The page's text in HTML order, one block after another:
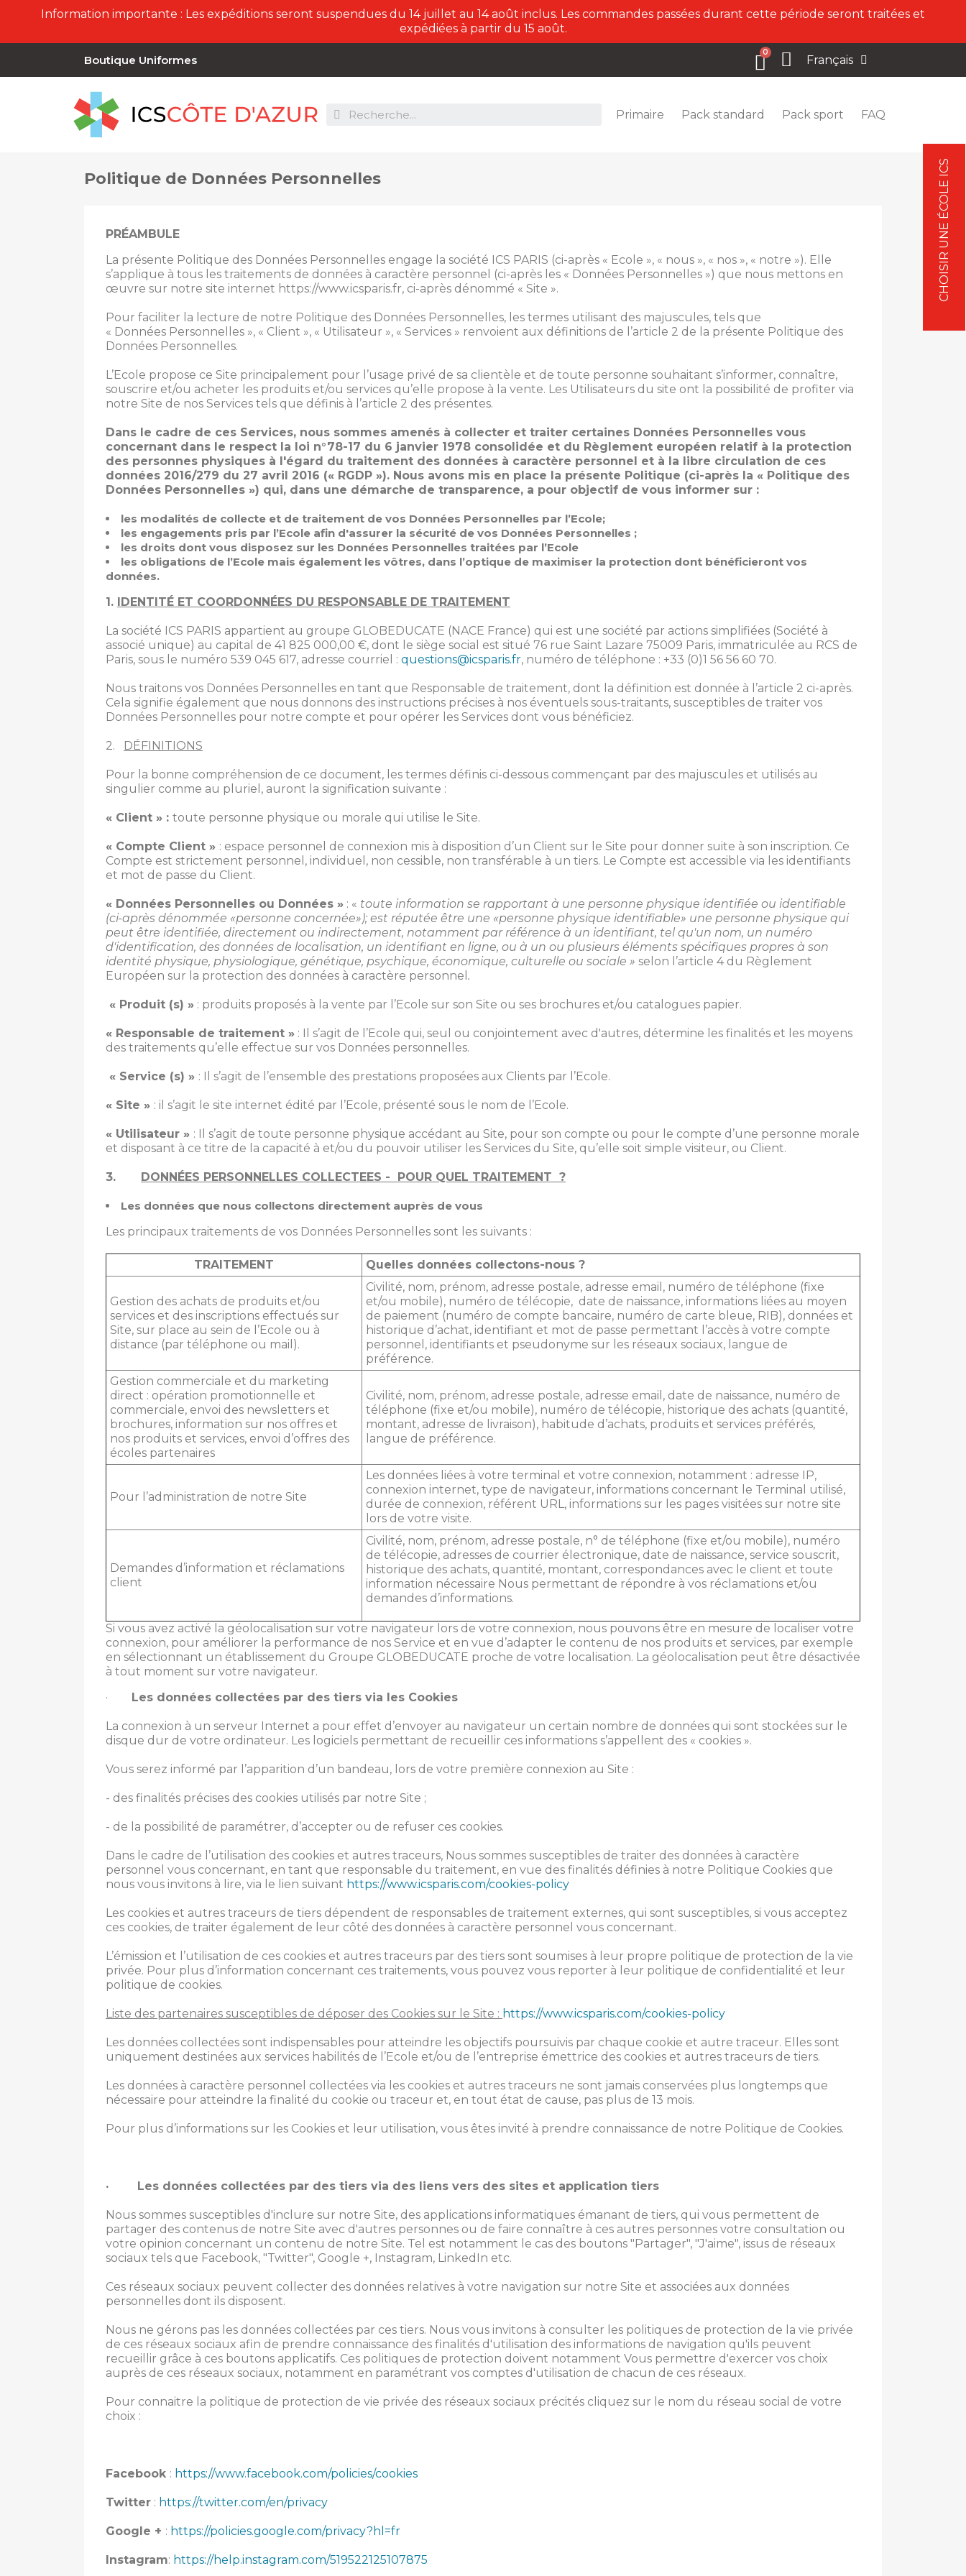
Information importante : Les expéditions seront suspendues du 14 juillet au 14 août inclus. Les commandes passées durant cette période seront traitées et
expédiées à partir du 15 août.
Boutique Uniformes Français
Primaire Pack standard Pack sport FAQ
Politique de Données Personnelles
PRÉAMBULE
La présente Politique des Données Personnelles engage la société ICS PARIS (ci-après « Ecole », « nous », « nos », « notre »). Elle
s’applique à tous les traitements de données à caractère personnel (ci-après les « Données Personnelles ») que nous mettons en
œuvre sur notre site internet https://www.icsparis.fr, ci-après dénommé « Site ».
Pour faciliter la lecture de notre Politique des Données Personnelles, les termes utilisant des majuscules, tels que
« Données Personnelles », « Client », « Utilisateur », « Services » renvoient aux définitions de l’article 2 de la présente Politique des
Données Personnelles.
L’Ecole propose ce Site principalement pour l’usage privé de sa clientèle et de toute personne souhaitant s’informer, connaître,
souscrire et/ou acheter les produits et/ou services qu’elle propose à la vente. Les Utilisateurs du site ont la possibilité de profiter via
notre Site de nos Services tels que définis à l’article 2 des présentes.
Dans le cadre de ces Services, nous sommes amenés à collecter et traiter certaines Données Personnelles vous
concernant dans le respect la loi n°78-17 du 6 janvier 1978 consolidée et du Règlement européen relatif à la protection
des personnes physiques à l'égard du traitement des données à caractère personnel et à la libre circulation de ces
données 2016/279 du 27 avril 2016 (« RGDP »). Nous avons mis en place la présente Politique (ci-après la « Politique des
Données Personnelles ») qui, dans une démarche de transparence, a pour objectif de vous informer sur :
les modalités de collecte et de traitement de vos Données Personnelles par l’Ecole;
les engagements pris par l’Ecole afin d'assurer la sécurité de vos Données Personnelles ;
les droits dont vous disposez sur les Données Personnelles traitées par l’Ecole
les obligations de l’Ecole mais également les vôtres, dans l’optique de maximiser la protection dont bénéficieront vos
données.
1.
IDENTITÉ ET COORDONNÉES DU RESPONSABLE DE TRAITEMENT
La société ICS PARIS appartient au groupe GLOBEDUCATE (NACE France) qui est une société par actions simplifiées (Société à
associé unique) au capital de 41 825 000,00 €, dont le siège social est situé 76 rue Saint Lazare 75009 Paris, immatriculée au RCS de
Paris, sous le numéro 539 045 617, adresse courriel : questions@icsparis.fr, numéro de téléphone : +33 (0)1 56 56 60 70.
Nous traitons vos Données Personnelles en tant que Responsable de traitement, dont la définition est donnée à l’article 2 ci-après.
Cela signifie également que nous donnons des instructions précises à nos éventuels sous-traitants, susceptibles de traiter vos
Données Personnelles pour notre compte et pour opérer les Services dont vous bénéficiez.
2. DÉFINITIONS
Pour la bonne compréhension de ce document, les termes définis ci-dessous commençant par des majuscules et utilisés au
singulier comme au pluriel, auront la signification suivante :
« Client » : toute personne physique ou morale qui utilise le Site.
« Compte Client » : espace personnel de connexion mis à disposition d’un Client sur le Site pour donner suite à son inscription. Ce
Compte est strictement personnel, individuel, non cessible, non transférable à un tiers. Le Compte est accessible via les identifiants
et mot de passe du Client.
« Données Personnelles ou Données » : « toute information se rapportant à une personne physique identifiée ou identifiable
(ci-après dénommée «personne concernée»); est réputée être une «personne physique identifiable» une personne physique qui
peut être identifiée, directement ou indirectement, notamment par référence à un identifiant, tel qu'un nom, un numéro
d'identification, des données de localisation, un identifiant en ligne, ou à un ou plusieurs éléments spécifiques propres à son
identité physique, physiologique, génétique, psychique, économique, culturelle ou sociale » selon l’article 4 du Règlement
Européen sur la protection des données à caractère personnel .
« Produit (s) » : produits proposés à la vente par l’Ecole sur son Site ou ses brochures et/ou catalogues papier.
« Responsable de traitement » : Il s’agit de l’Ecole qui, seul ou conjointement avec d'autres, détermine les finalités et les moyens
des traitements qu’elle effectue sur vos Données personnelles.
« Service (s) » : Il s’agit de l’ensemble des prestations proposées aux Clients par l’Ecole.
« Site » : il s’agit le site internet édité par l’Ecole, présenté sous le nom de l’Ecole.
« Utilisateur » : Il s’agit de toute personne physique accédant au Site, pour son compte ou pour le compte d’une personne morale
et disposant à ce titre de la capacité à et/ou du pouvoir utiliser les Services du Site, qu’elle soit simple visiteur, ou Client.
3. DONNÉES PERSONNELLES COLLECTEES - POUR QUEL TRAITEMENT ?
Les données que nous collectons directement auprès de vous
Les principaux traitements de vos Données Personnelles sont les suivants :
TRAITEMENT Quelles données collectons-nous ?
Gestion des achats de produits et/ou
services et des inscriptions effectués sur
Site, sur place au sein de l’Ecole ou à
distance (par téléphone ou mail).
Civilité, nom, prénom, adresse postale, adresse email, numéro de téléphone (fixe
et/ou mobile), numéro de télécopie, date de naissance, informations liées au moyen
de paiement (numéro de compte bancaire, numéro de carte bleue, RIB), données et
historique d’achat, identifiant et mot de passe permettant l’accès à votre compte
personnel, identifiants et pseudonyme sur les réseaux sociaux, langue de
préférence.
Gestion commerciale et du marketing
direct : opération promotionnelle et
commerciale, envoi des newsletters et
brochures, information sur nos offres et
nos produits et services, envoi d’offres des
écoles partenaires
Civilité, nom, prénom, adresse postale, adresse email, date de naissance, numéro de
téléphone (fixe et/ou mobile), numéro de télécopie, historique des achats (quantité,
montant, adresse de livraison), habitude d’achats, produits et services préférés,
langue de préférence.
Pour l’administration de notre Site
Les données liées à votre terminal et votre connexion, notamment : adresse IP,
connexion internet, type de navigateur, informations concernant le Terminal utilisé,
durée de connexion, référent URL, informations sur les pages visitées sur notre site
lors de votre visite.
Demandes d’information et réclamations
client
Civilité, nom, prénom, adresse postale, n° de téléphone (fixe et/ou mobile), numéro
de télécopie, adresses de courrier électronique, date de naissance, service souscrit,
historique des achats, quantité, montant, correspondances avec le client et toute
information nécessaire Nous permettant de répondre à vos réclamations et/ou
demandes d’informations.
Si vous avez activé la géolocalisation sur votre navigateur lors de votre connexion, nous pouvons être en mesure de localiser votre
connexion, pour améliorer la performance de nos Service et en vue d’adapter le contenu de nos produits et services, par exemple
en sélectionnant un établissement du Groupe GLOBEDUCATE proche de votre localisation. La géolocalisation peut être désactivée
à tout moment sur votre navigateur.
·
Les données collectées par des tiers via les Cookies
La connexion à un serveur Internet a pour effet d’envoyer au navigateur un certain nombre de données qui sont stockées sur le
disque dur de votre ordinateur. Les logiciels permettant de recueillir ces informations s’appellent des « cookies ».
Vous serez informé par l’apparition d’un bandeau, lors de votre première connexion au Site :
- des finalités précises des cookies utilisés par notre Site ;
- de la possibilité de paramétrer, d’accepter ou de refuser ces cookies.
Dans le cadre de l’utilisation des cookies et autres traceurs, Nous sommes susceptibles de traiter des données à caractère
personnel vous concernant, en tant que responsable du traitement, en vue des finalités définies à notre Politique Cookies que
nous vous invitons à lire, via le lien suivant https://www.icsparis.com/cookies-policy
Les cookies et autres traceurs de tiers dépendent de responsables de traitement externes, qui sont susceptibles, si vous acceptez
ces cookies, de traiter également de leur côté des données à caractère personnel vous concernant.
L’émission et l’utilisation de ces cookies et autres traceurs par des tiers sont soumises à leur propre politique de protection de la vie
privée. Pour plus d’information concernant ces traitements, vous pouvez vous reporter à leur politique de confidentialité et leur
politique de cookies.
Liste des partenaires susceptibles de déposer des Cookies sur le Site : https://www.icsparis.com/cookies-policy
Les données collectées sont indispensables pour atteindre les objectifs poursuivis par chaque cookie et autre traceur. Elles sont
uniquement destinées aux services habilités de l’Ecole et/ou de l’entreprise émettrice des cookies et autres traceurs de tiers.
Les données à caractère personnel collectées via les cookies et autres traceurs ne sont jamais conservées plus longtemps que
nécessaire pour atteindre la finalité du cookie ou traceur et, en tout état de cause, pas plus de 13 mois.
Pour plus d’informations sur les Cookies et leur utilisation, vous êtes invité à prendre connaissance de notre Politique de Cookies.
· Les données collectées par des tiers via des liens vers des sites et application tiers
Nous sommes susceptibles d'inclure sur notre Site, des applications informatiques émanant de tiers, qui vous permettent de
partager des contenus de notre Site avec d'autres personnes ou de faire connaître à ces autres personnes votre consultation ou
votre opinion concernant un contenu de notre Site. Tel est notamment le cas des boutons "Partager", "J'aime", issus de réseaux
sociaux tels que Facebook, "Twitter", Google +, Instagram, LinkedIn etc.
Ces réseaux sociaux peuvent collecter des données relatives à votre navigation sur notre Site et associées aux données
personnelles dont ils disposent.
Nous ne gérons pas les données collectées par ces tiers. Nous vous invitons à consulter les politiques de protection de la vie privée
de ces réseaux sociaux afin de prendre connaissance des finalités d'utilisation des informations de navigation qu'ils peuvent
recueillir grâce à ces boutons applicatifs. Ces politiques de protection doivent notamment Vous permettre d'exercer vos choix
auprès de ces réseaux sociaux, notamment en paramétrant vos comptes d'utilisation de chacun de ces réseaux.
Pour connaitre la politique de protection de vie privée des réseaux sociaux précités cliquez sur le nom du réseau social de votre
choix :
Facebook : https://www.facebook.com/policies/cookies
Twitter : https://twitter.com/en/privacy
Google + : https://policies.google.com/privacy?hl=fr
Instagram: https://help.instagram.com/519522125107875
CHOISIR UNE ÉCOLE ICS